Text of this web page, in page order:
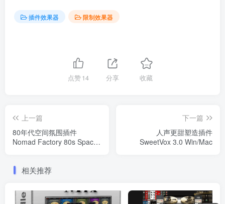
插件效果器 限制效果器
点赞14 分享 收藏
上一篇
80年代空间氛围插件
Nomad Factory 80s Spaces
下一篇
人声更甜塑造插件
SweetVox 3.0 Win/Mac
相关推荐